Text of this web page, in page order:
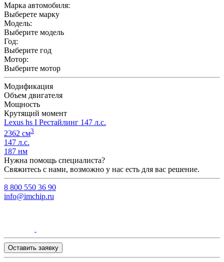
Марка автомобиля:
Выберете марку
Модель:
Выберите модель
Год:
Выберите год
Мотор:
Выберите мотор
Модификация
Объем двигателя
Мощность
Крутящий момент
Lexus hs I Рестайлинг 147 л.с.
2362 см3
147 л.с.
187 нм
Нужна помощь специалиста?
Свяжитесь с нами, возможно у нас есть для вас решение.
8 800 550 36 90
info@imchip.ru
Оставить заявку